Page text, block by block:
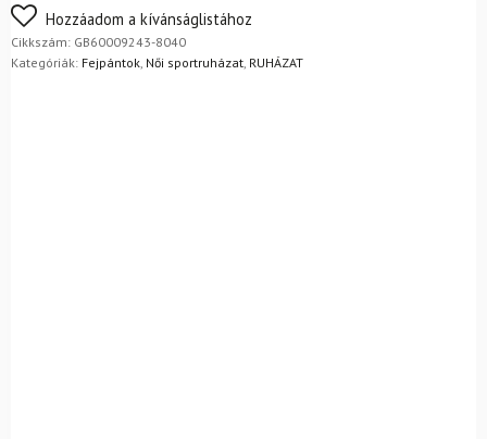
FoxPost
Nem biztos a választásában? Semmi gond – a terméket
egyszerűen visszaküldheti 14 napon belül, indoklás nélkül.
Mik a visszaküldés feltételei?
Hozzáadom a kívánságlistához
Cikkszám: GB60009243-8040
Kategóriák: Fejpántok Női sportruházat RUHÁZAT